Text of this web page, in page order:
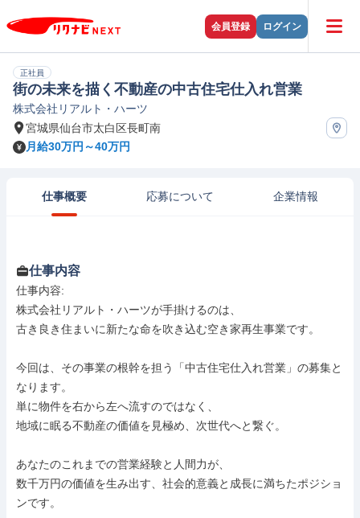
会員登録 ログイン
正社員
街の未来を描く不動産の中古住宅仕入れ営業
株式会社リアルト・ハーツ
宮城県仙台市太白区長町南
月給30万円～40万円
仕事概要 応募について 企業情報
仕事内容
仕事内容:
株式会社リアルト・ハーツが手掛けるのは、
古き良き住まいに新たな命を吹き込む空き家再生事業です。
今回は、その事業の根幹を担う「中古住宅仕入れ営業」の募集と
なります。
単に物件を右から左へ流すのではなく、
地域に眠る不動産の価値を見極め、次世代へと繋ぐ。
あなたのこれまでの営業経験と人間力が、
数千万円の価値を生み出す、社会的意義と成長に満ちたポジショ
ンです。